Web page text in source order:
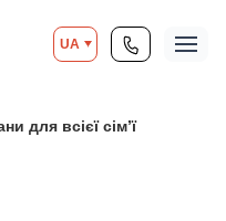
UA
для всієї сім’ї